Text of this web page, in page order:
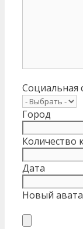
Социальная
Город
Количество
Дата
Новый